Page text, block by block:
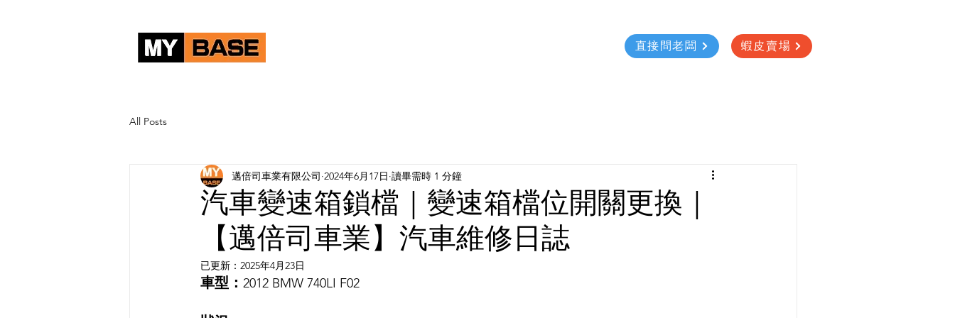
直接問老闆 蝦皮賣場
All Posts
汽車變速箱鎖檔｜變速箱檔位開關更換｜
【邁倍司車業】汽車維修日誌
邁倍司車業有限公司 2024年6月17日 讀畢需時 1 分鐘
已更新： 2025年4月23日
車型： 2012 BMW 740LI F02